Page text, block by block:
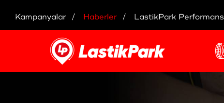
Kampanyalar Haberler LastikPark Performans